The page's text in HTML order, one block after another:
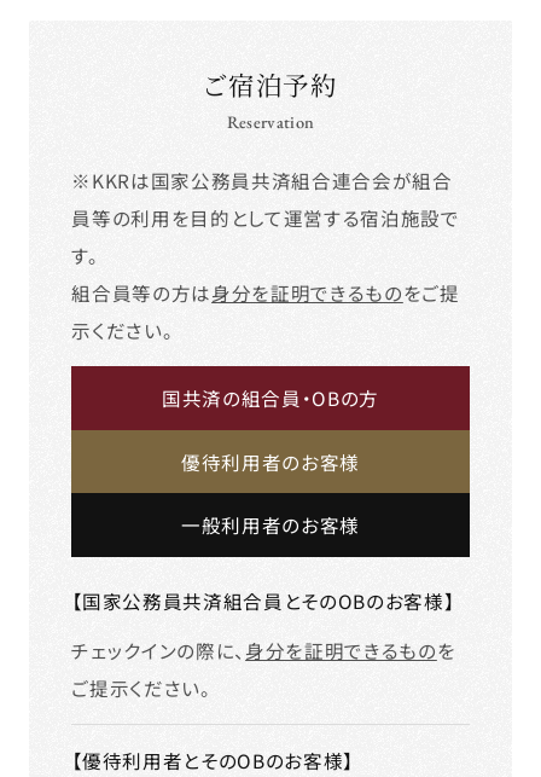
ご宿泊予約
Reservation
※KKRは国家公務員共済組合連合会が組合
員等の利用を目的として運営する宿泊施設で
す。
組合員等の方は身分を証明できるものをご提
示ください。
国共済の組合員・OBの方
優待利用者のお客様
一般利用者のお客様
【国家公務員共済組合員とそのOBのお客様】
チェックインの際に、身分を証明できるものを
ご提示ください。
【優待利用者とそのOBのお客様】